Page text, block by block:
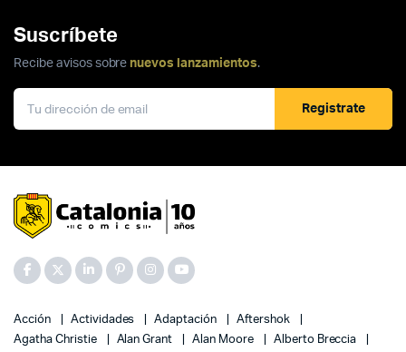
Suscríbete
Recibe avisos sobre nuevos lanzamientos.
Registrate
Acción Actividades Adaptación
Aftershok
Agatha Christie
Alan Grant Alan Moore
Alberto Breccia